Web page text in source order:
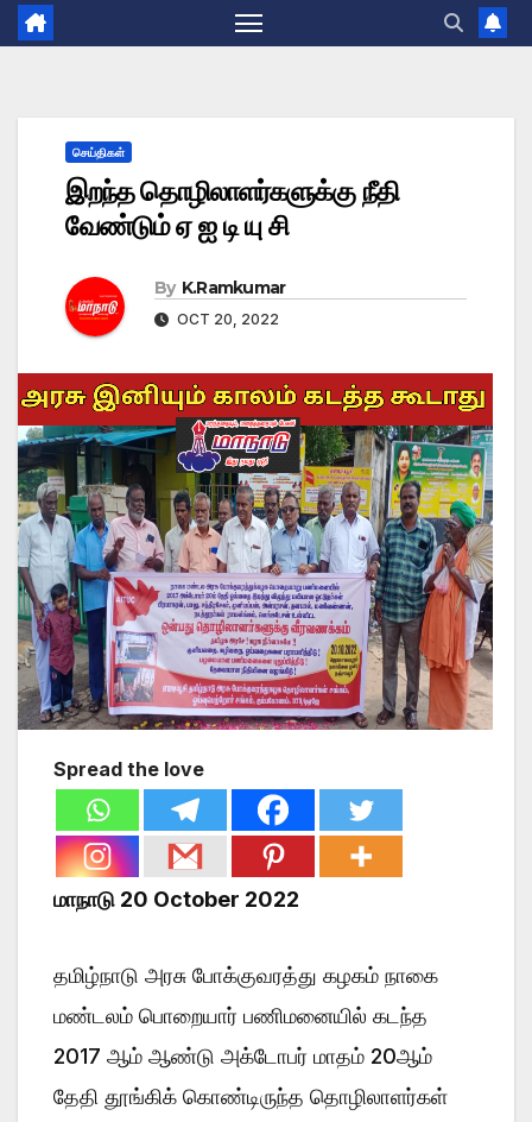
செய்திகள்
இறந்த தொழிலாளர்களுக்கு நீதி
வேண்டும் ஏ ஐ டி யு சி
By K.Ramkumar
OCT 20, 2022
Spread the love
மாநாடு 20 October 2022
தமிழ்நாடு அரசு போக்குவரத்து கழகம் நாகை
மண்டலம் பொறையார் பணிமனையில் கடந்த
2017 ஆம் ஆண்டு அக்டோபர் மாதம் 20ஆம்
தேதி தூங்கிக் கொண்டிருந்த தொழிலாளர்கள்